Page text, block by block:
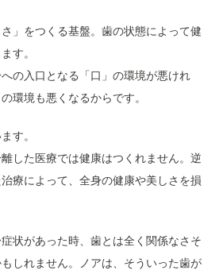
」をつくる基盤。歯の状態によって健
す。
の入口となる「口」の環境が悪けれ
環境も悪くなるからです。
す。
した医療では健康はつくれません。逆
療によって、全身の健康や美しさを損
状があった時、歯とは全く関係なさそ
しれません。ノアは、そういった歯が